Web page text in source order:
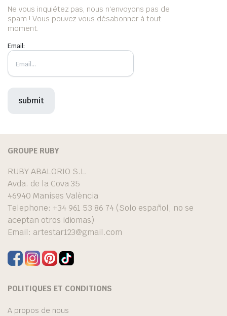
Ne vous inquiétez pas, nous n'envoyons pas de
spam ! Vous pouvez vous désabonner à tout
moment.
Email:
GROUPE RUBY
RUBY ABALORIO S.L.
Avda. de la Cova 35
46940 Manises València
Telephone: +34 961 53 86 74 (Solo español, no se
aceptan otros idiomas)
Email: artestar123@gmail.com
POLITIQUES ET CONDITIONS
A propos de nous